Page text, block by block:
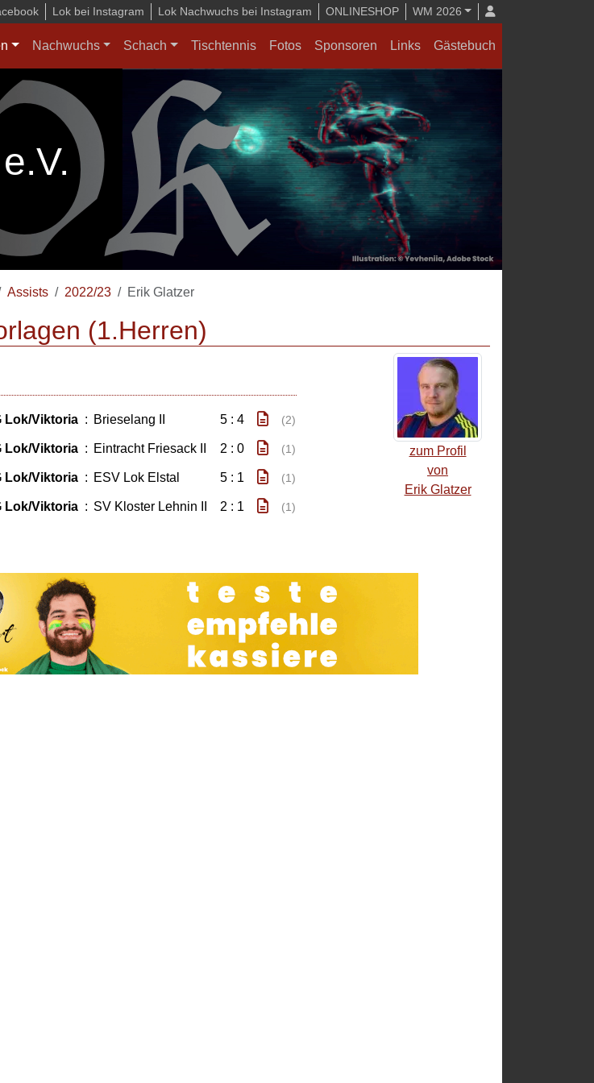
Lok bei Instagram Lok Nachwuchs bei Instagram ONLINESHOP WM 2026
Nachwuchs Schach Tischtennis Fotos Sponsoren Links Gästebuch
Assists 2022/23 Erik Glatzer
(1.Herren)
zum Profil
von
Erik Glatzer
Lok/Viktoria : Brieselang II 5 : 4 (2)
Lok/Viktoria : Eintracht Friesack II 2 : 0 (1)
Lok/Viktoria : ESV Lok Elstal 5 : 1 (1)
Lok/Viktoria : SV Kloster Lehnin II 2 : 1 (1)